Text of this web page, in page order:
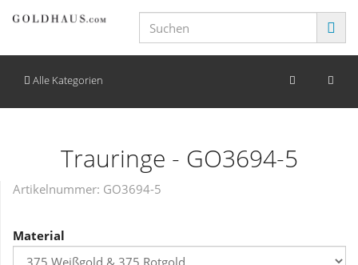
Alle Kategorien
Trauringe - GO3694-5
Artikelnummer: GO3694-5
Material